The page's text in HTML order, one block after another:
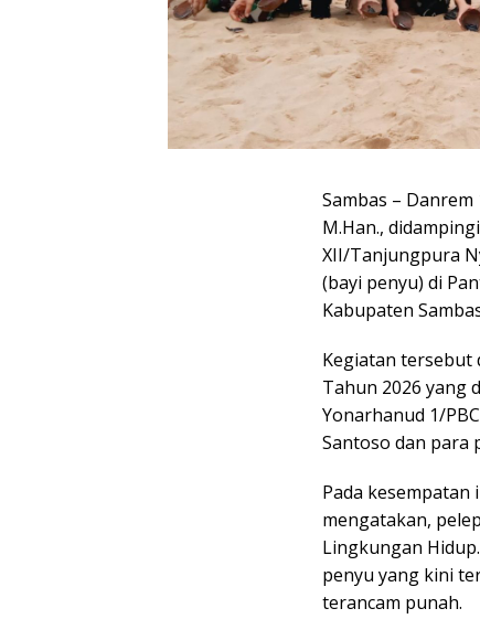
Sambas – Danrem
M.Han.,
XII/Tanjungpura
(bayi penyu) di
Kabupaten
Kegiatan tersebut
Tahun 2026 yang
Yonarhanud 1/
Santoso dan para
Pada kesempatan
mengatakan,
Lingkungan
penyu yang kini
terancam punah.